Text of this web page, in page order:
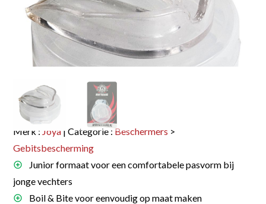
Merk : Joya | Categorie : Beschermers >
Gebitsbescherming
Junior formaat voor een comfortabele pasvorm bij
jonge vechters
Boil & Bite voor eenvoudig op maat maken